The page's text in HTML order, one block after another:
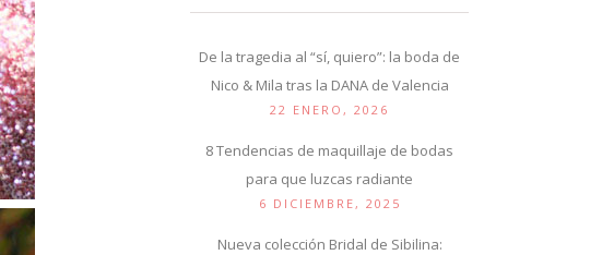
De la tragedia al “sí, quiero”: la boda de
Nico & Mila tras la DANA de Valencia
22 ENERO, 2026
8 Tendencias de maquillaje de bodas
para que luzcas radiante
6 DICIEMBRE, 2025
Nueva colección Bridal de Sibilina: